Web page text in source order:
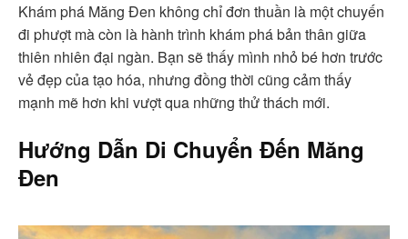
Khám phá Măng Đen không chỉ đơn thuần là một chuyến
đi phượt mà còn là hành trình khám phá bản thân giữa
thiên nhiên đại ngàn. Bạn sẽ thấy mình nhỏ bé hơn trước
vẻ đẹp của tạo hóa, nhưng đồng thời cũng cảm thấy
mạnh mẽ hơn khi vượt qua những thử thách mới.
Hướng Dẫn Di Chuyển Đến Măng
Đen